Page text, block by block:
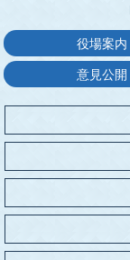
役場案内
意見公開